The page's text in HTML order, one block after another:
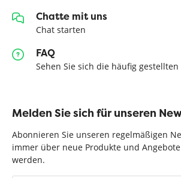
Chatte mit uns
Chat starten
FAQ
Sehen Sie sich die häufig gestellten
Melden Sie sich für unseren
Abonnieren Sie unseren regelmäßigen
immer über neue Produkte und
werden.